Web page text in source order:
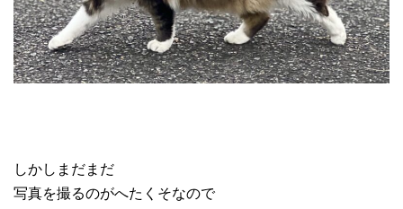
しかしまだまだ
写真を撮るのがへたくそなので